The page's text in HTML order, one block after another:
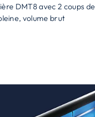
DMT8 avec 2 coups de
volume brut